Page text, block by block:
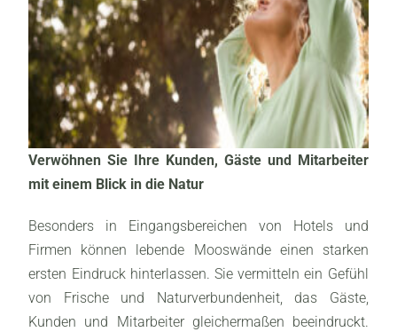
Verwöhnen Sie Ihre Kunden, Gäste und Mitarbeiter
mit einem Blick in die Natur
Besonders in Eingangsbereichen von Hotels und
Firmen können lebende Mooswände einen starken
ersten Eindruck hinterlassen. Sie vermitteln ein Gefühl
von Frische und Naturverbundenheit, das Gäste,
Kunden und Mitarbeiter gleichermaßen beeindruckt.